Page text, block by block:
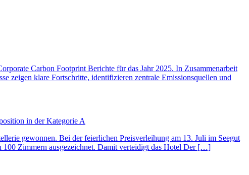
Carbon Footprint Berichte für das Jahr 2025. In Zusammenarbeit
zeigen klare Fortschritte, identifizieren zentrale Emissionsquellen und
in der Kategorie A
gewonnen. Bei der feierlichen Preisverleihung am 13. Juli im Seegut
100 Zimmern ausgezeichnet. Damit verteidigt das Hotel Der […]